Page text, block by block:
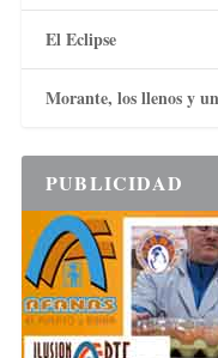
El Eclipse
Morante, los llenos y
PUBLICIDAD